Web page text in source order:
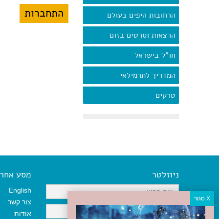
הרחובות היפים בעולם
הרצאות וסרטים בזום
חו"ל בישראל
המדריך לתרמילאי
טרקים
ניוזלטר מסע אחר
English
צור קשר
אודות